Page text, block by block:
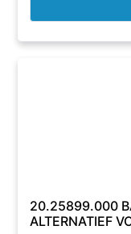
20.25899.000
ALTERNATIEF